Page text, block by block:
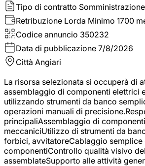
Tipo di contratto Somministrazione
Retribuzione Lorda Minimo 1700
Codice annuncio 350232
Data di pubblicazione 7/8/2026
Città Angiari
La risorsa selezionata si occuperà di
assemblaggio di componenti elettrici
utilizzando strumenti da banco
operazioni manuali di
principaliAssemblaggio di
meccaniciUtilizzo di strumenti da
forbici, avvitatoreCablaggio semplice
componentiControllo qualità visivo
assemblateSupporto alle attività